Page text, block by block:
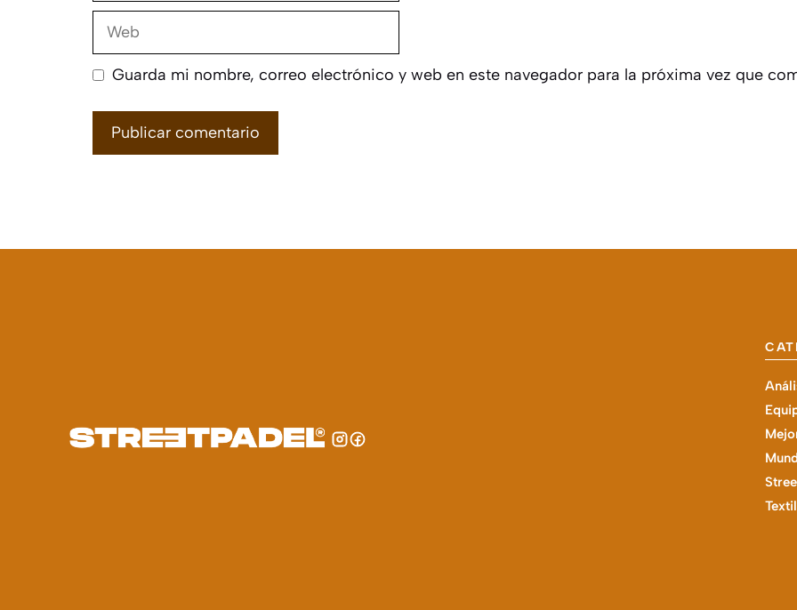
Web
Guarda mi nombre, correo electrónico y web en este navegador para la próxima vez que